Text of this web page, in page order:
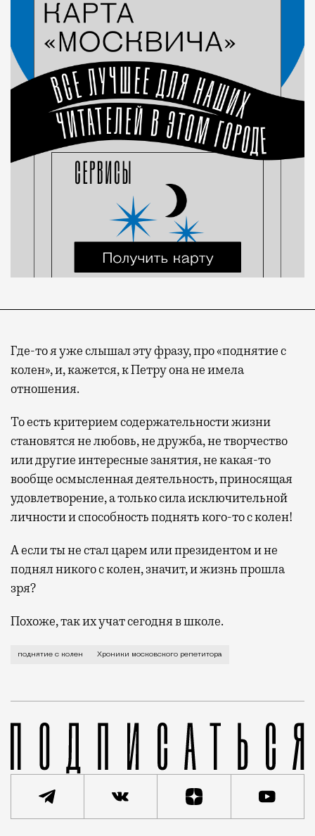
Где-то я уже слышал эту фразу, про «поднятие с
колен», и, кажется, к Петру она не имела
отношения.
То есть критерием содержательности жизни
становятся не любовь, не дружба, не творчество
или другие интересные занятия, не какая-то
вообще осмысленная деятельность, приносящая
удовлетворение, а только сила исключительной
личности и способность поднять кого-то с колен!
А если ты не стал царем или президентом и не
поднял никого с колен, значит, и жизнь прошла
зря?
Похоже, так их учат сегодня в школе.
Разгар лета — голодное время для нас,
поднятие с колен Хроники московского репетитора